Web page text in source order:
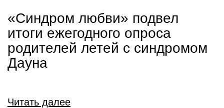
«Синдром любви» подвел
итоги ежегодного опроса
родителей летей с синдромом
Дауна
Читать далее